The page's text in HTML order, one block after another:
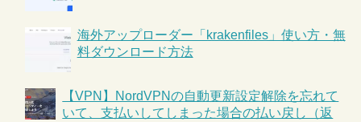
海外アップローダー「krakenfiles」使い方・無
料ダウンロード方法
【VPN】NordVPNの自動更新設定解除を忘れて
いて、支払いしてしまった場合の払い戻し（返